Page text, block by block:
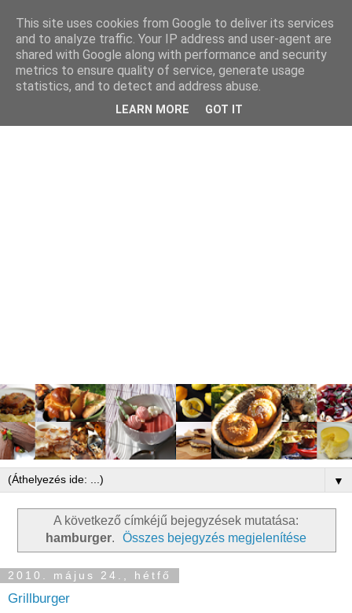
▼
A következő címkéjű bejegyzések mutatása:
hamburger. Összes bejegyzés megjelenítése
2010. május 24., hétfő
Grillburger
This site uses cookies from Google to deliver its services
and to analyze traffic. Your IP address and user-agent are
shared with Google along with performance and security
metrics to ensure quality of service, generate usage
statistics, and to detect and address abuse.
LEARN MORE GOT IT